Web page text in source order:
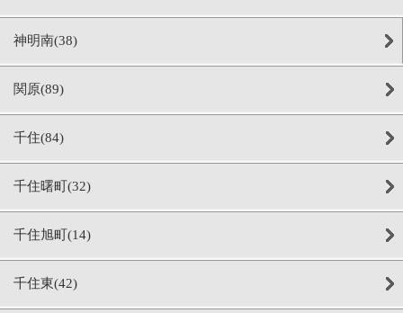
神明南(38)
関原(89)
千住(84)
千住曙町(32)
千住旭町(14)
千住東(42)